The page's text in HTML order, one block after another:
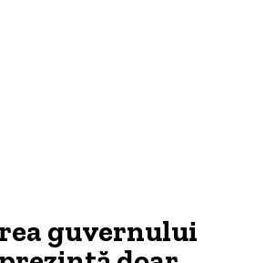
guvernului